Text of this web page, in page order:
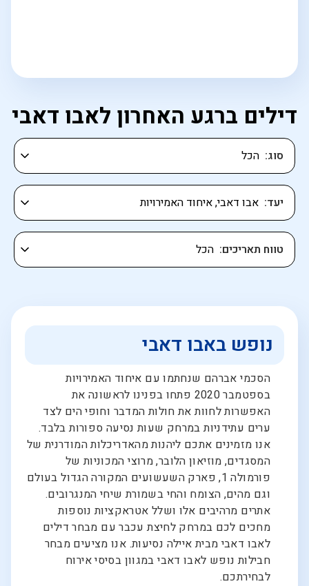
דילים ברגע האחרון לאבו דאבי
יעד
סוג
טווח תאריכים
נופש באבו דאבי
הסכמי אברהם שנחתמו עם איחוד האמירויות
בספטמבר 2020 פתחו בפנינו לראשונה את
האפשרות לחוות את חולות המדבר וחופי הים לצד
ערים עתידניות במרחק שעות נסיעה ספורות בלבד.
אנו מזמינים אתכם ליהנות מהאדריכלות המודרנית של
המסגדים, מוזיאון הלובר, מרוצי המכוניות של
פורמולה 1, פארק השעשועים המקורה הגדול בעולם
וגם מהים, הצומח והחי בשמורת שיחי המנגרובים.
אתרים מרהיבים אלו ושלל אטראקציות נוספות
מחכים לכם במרחק לחיצת עכבר עם מבחר דילים
לאבו דאבי מבית איילה נסיעות. אנו מציעים מבחר
חבילות נופש לאבו דאבי במגוון בסיסי אירוח
לבחירתכם.